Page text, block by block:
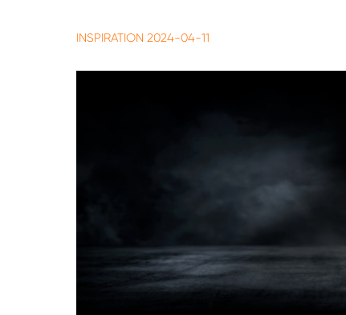
INSPIRATION 2024-04-11